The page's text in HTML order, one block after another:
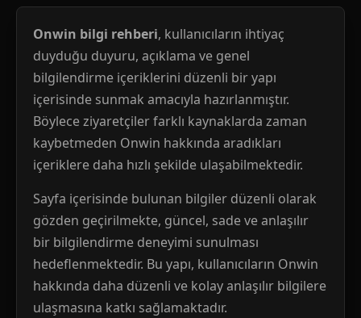
Onwin bilgi rehberi, kullanıcıların ihtiyaç
duyduğu duyuru, açıklama ve genel
bilgilendirme içeriklerini düzenli bir yapı
içerisinde sunmak amacıyla hazırlanmıştır.
Böylece ziyaretçiler farklı kaynaklarda zaman
kaybetmeden Onwin hakkında aradıkları
içeriklere daha hızlı şekilde ulaşabilmektedir.
Sayfa içerisinde bulunan bilgiler düzenli olarak
gözden geçirilmekte, güncel, sade ve anlaşılır
bir bilgilendirme deneyimi sunulması
hedeflenmektedir. Bu yapı, kullanıcıların Onwin
hakkında daha düzenli ve kolay anlaşılır bilgilere
ulaşmasına katkı sağlamaktadır.